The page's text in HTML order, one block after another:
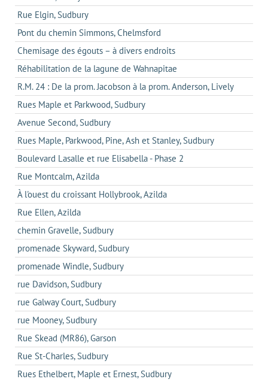
Rue Elgin, Sudbury
Pont du chemin Simmons, Chelmsford
Chemisage des égouts – à divers endroits
Réhabilitation de la lagune de Wahnapitae
R.M. 24 : De la prom. Jacobson à la prom. Anderson, Lively
Rues Maple et Parkwood, Sudbury
Avenue Second, Sudbury
Rues Maple, Parkwood, Pine, Ash et Stanley, Sudbury
Boulevard Lasalle et rue Elisabella - Phase 2
Rue Montcalm, Azilda
À l'ouest du croissant Hollybrook, Azilda
Rue Ellen, Azilda
chemin Gravelle, Sudbury
promenade Skyward, Sudbury
promenade Windle, Sudbury
rue Davidson, Sudbury
rue Galway Court, Sudbury
rue Mooney, Sudbury
Rue Skead (MR86), Garson
Rue St-Charles, Sudbury
Rues Ethelbert, Maple et Ernest, Sudbury